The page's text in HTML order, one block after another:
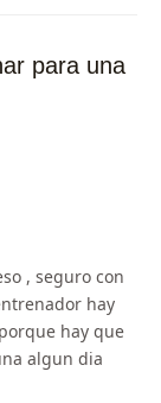
para una
, seguro con
hay
hay que
algun dia